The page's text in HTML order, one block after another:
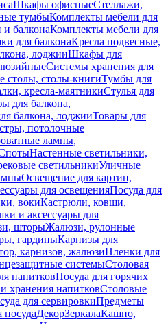
Шкафы офисныеСтеллажи,
тумбыКомплекты мебели для
балконаКомплекты мебели для
для балконаКресла подвесные,
лоджииШкафы для
Системы хранения для
столы, столы-книгиТумбы для
кресла-маятникиСтулья для
для балкона,
балкона, лоджииТовары для
потолочные
лампы,
Настенные светильники,
светильникиУличные
Освещение для картин,
для освещенияПосуда для
вокиКастрюли, ковши,
и аксессуары для
шторыЖалюзи, рулонные
гардиныКарнизы для
карнизов, жалюзиПленки для
системыСтоловая
напитковПосуда для горячих
хранения напитковСтоловые
для сервировкиПредметы
посудаДекорЗеркалаКашпо,